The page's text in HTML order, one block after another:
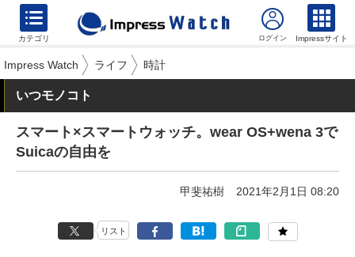
カテゴリ Impressサイト
Impress Watch ライフ 時計
いつモノコト
スマート×スマートウォッチ。wear OS+wena 3で
Suicaの自由を
甲斐祐樹 2021年2月1日 08:20
リスト